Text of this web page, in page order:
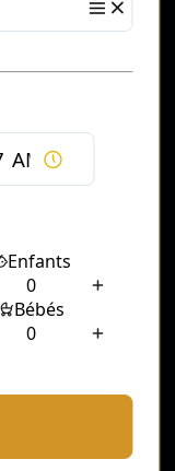
of the
France
pour le concert
au Stade de
attend.
pour assister
France en juillet